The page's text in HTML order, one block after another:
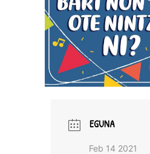
EGUNA
Feb 14 2021